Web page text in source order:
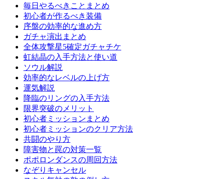
毎日やるべきことまとめ
初心者が作るべき装備
序盤の効率的な進め方
ガチャ演出まとめ
全体攻撃星5確定ガチャチケ
虹結晶の入手方法と使い道
ソウル解説
効率的なレベルの上げ方
運気解説
降臨のリングの入手方法
限界突破のメリット
初心者ミッションまとめ
初心者ミッションのクリア方法
共闘のやり方
障害物と罠の対策一覧
ポポロンダンスの周回方法
なぞりキャンセル